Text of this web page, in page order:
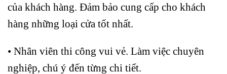
của khách hàng. Đảm bảo cung cấp cho khách
hàng những loại cửa tốt nhất.
• Nhân viên thi công vui vẻ. Làm việc chuyên
nghiệp, chú ý đến từng chi tiết.